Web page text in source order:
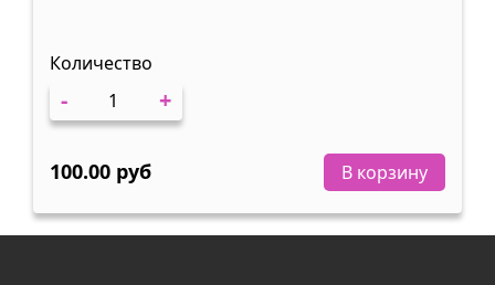
Количество
- +
100.00 руб В корзину